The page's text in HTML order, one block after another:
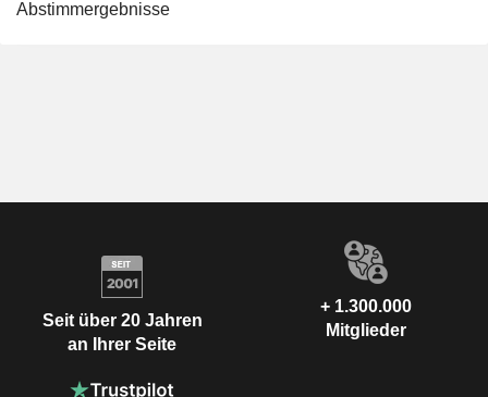
Abstimmergebnisse
Seit über 20 Jahren
an Ihrer Seite
+ 1.300.000
Mitglieder